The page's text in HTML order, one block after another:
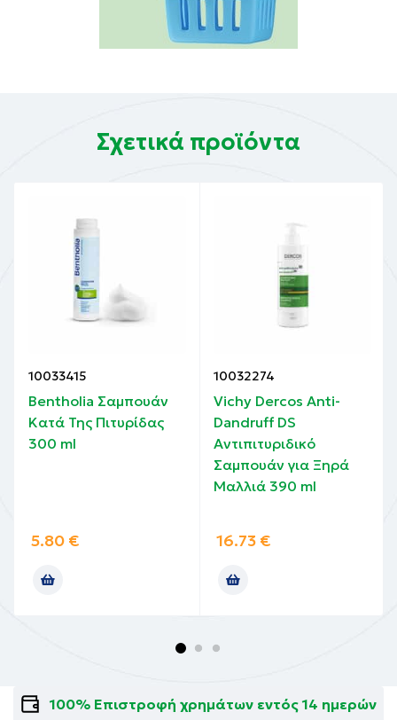
Σχετικά προϊόντα
10033415
Bentholia Σαμπουάν
Κατά Της Πιτυρίδας
300 ml
5.80 €
10032274
Vichy Dercos Anti-
Dandruff DS
Αντιπιτυριδικό
Σαμπουάν για Ξηρά
Μαλλιά 390 ml
16.73 €
100% Επιστροφή χρημάτων εντός 14 ημερών